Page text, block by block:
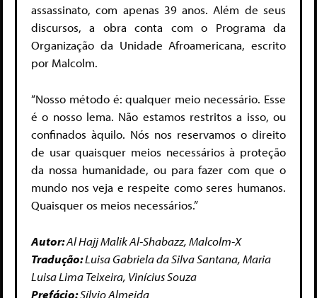
assassinato, com apenas 39 anos. Além de seus
discursos, a obra conta com o Programa da
Organização da Unidade Afroamericana, escrito
por Malcolm.
“Nosso método é: qualquer meio necessário. Esse
é o nosso lema. Não estamos restritos a isso, ou
confinados àquilo. Nós nos reservamos o direito
de usar quaisquer meios necessários à proteção
da nossa humanidade, ou para fazer com que o
mundo nos veja e respeite como seres humanos.
Quaisquer os meios necessários.”
Autor:Al Hajj Malik Al-Shabazz, Malcolm-X
Tradução:Luisa Gabriela da Silva Santana, Maria
Luisa Lima Teixeira, Vinícius Souza
Prefácio:Sílvio Almeida